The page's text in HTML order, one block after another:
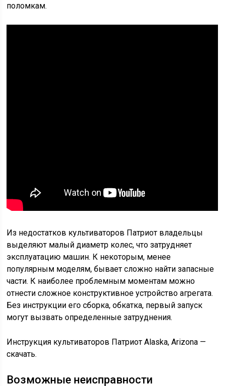
поломкам.
Из недостатков культиваторов Патриот владельцы
выделяют малый диаметр колес, что затрудняет
эксплуатацию машин. К некоторым, менее
популярным моделям, бывает сложно найти запасные
части. К наиболее проблемным моментам можно
отнести сложное конструктивное устройство агрегата.
Без инструкции его сборка, обкатка, первый запуск
могут вызвать определенные затруднения.
Инструкция культиваторов Патриот Alaska, Arizona —
скачать.
Возможные неисправности